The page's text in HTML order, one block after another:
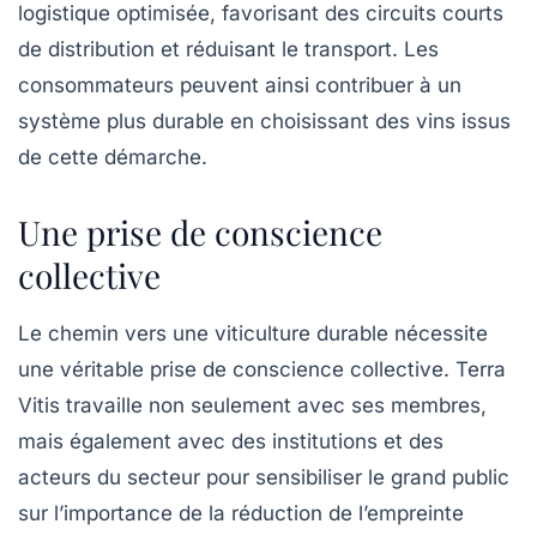
logistique optimisée, favorisant des circuits courts
de distribution et réduisant le transport. Les
consommateurs peuvent ainsi contribuer à un
système plus durable en choisissant des vins issus
de cette démarche.
Une prise de conscience
collective
Le chemin vers une viticulture durable nécessite
une véritable prise de conscience collective. Terra
Vitis travaille non seulement avec ses membres,
mais également avec des institutions et des
acteurs du secteur pour sensibiliser le grand public
sur l’importance de la réduction de l’empreinte